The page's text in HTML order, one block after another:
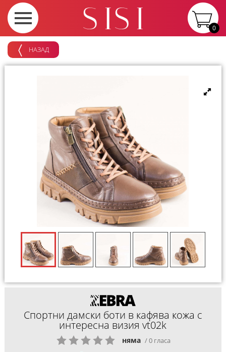
0
НАЗАД
Спортни дамски боти в кафява кожа с
интересна визия vt02k
няма / 0 гласа